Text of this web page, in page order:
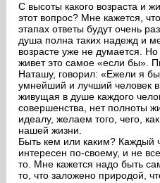
пользователей
С высоты какого возраста и
этот вопрос? Мне кажется,
этапах ответы будут очень
душа полна таких надежд и
возрасте уже не думается.
живет это самое «если бы».
Наташу, говорил: «Ежели я
умнейший и лучший человек
живущая в душе каждого
совершенства, нет полноты
идеалу, желаем того, чего,
нашей жизни.
Быть кем или каким? Каждый
интересен по-своему, и не
то. Мне кажется надо быть
то, что заложено природой,